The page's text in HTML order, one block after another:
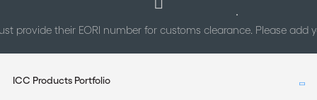
provide their EORI number for customs clearance. Please add
ICC Products Portfolio